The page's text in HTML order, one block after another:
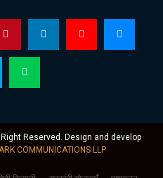
Reserved. Design and develop
COMMUNICATIONS LLP